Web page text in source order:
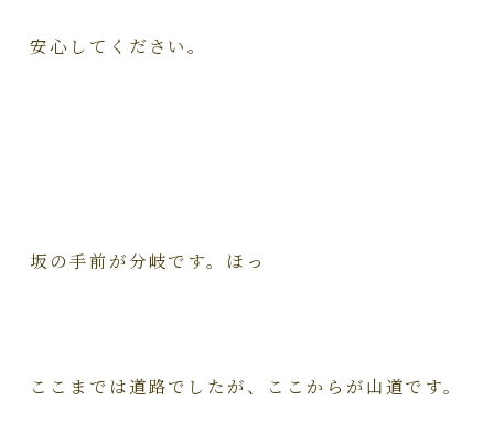
安心してください。
坂の手前が分岐です。ほっ
ここまでは道路でしたが、ここからが山道です。